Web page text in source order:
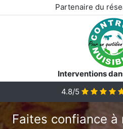
Partenaire du
Interventions
4.8/5
Faites confiance